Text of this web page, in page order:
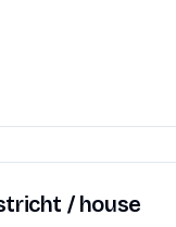
/ house